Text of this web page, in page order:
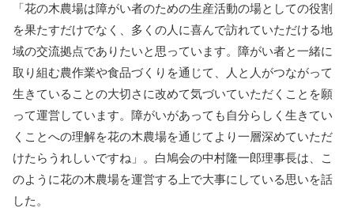
「花の木農場は障がい者のための生産活動の場としての役割
を果たすだけでなく、多くの人に喜んで訪れていただける地
域の交流拠点でありたいと思っています。障がい者と一緒に
取り組む農作業や食品づくりを通じて、人と人がつながって
生きていることの大切さに改めて気づいていただくことを願
って運営しています。障がいがあっても自分らしく生きてい
くことへの理解を花の木農場を通じてより一層深めていただ
けたらうれしいですね」。白鳩会の中村隆一郎理事長は、こ
のように花の木農場を運営する上で大事にしている思いを話
した。